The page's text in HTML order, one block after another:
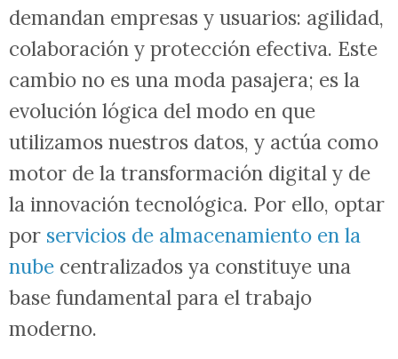
demandan empresas y usuarios: agilidad,
colaboración y protección efectiva. Este
cambio no es una moda pasajera; es la
evolución lógica del modo en que
utilizamos nuestros datos, y actúa como
motor de la transformación digital y de
la innovación tecnológica. Por ello, optar
por servicios de almacenamiento en la
nube centralizados ya constituye una
base fundamental para el trabajo
moderno.